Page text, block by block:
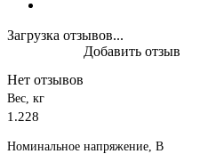
Загрузка отзывов...
Нет отзывов
Добавить отзыв
Вес, кг
1.228
Номинальное напряжение, В